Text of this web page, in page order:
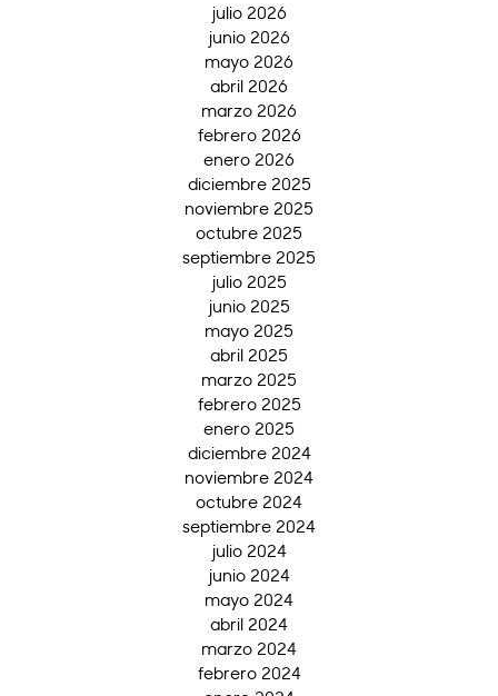
julio 2026
junio 2026
mayo 2026
abril 2026
marzo 2026
febrero 2026
enero 2026
diciembre 2025
noviembre 2025
octubre 2025
septiembre 2025
julio 2025
junio 2025
mayo 2025
abril 2025
marzo 2025
febrero 2025
enero 2025
diciembre 2024
noviembre 2024
octubre 2024
septiembre 2024
julio 2024
junio 2024
mayo 2024
abril 2024
marzo 2024
febrero 2024